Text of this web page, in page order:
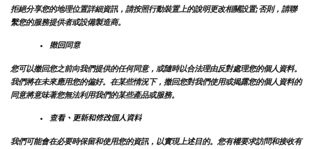
拒絕分享您的地理位置詳細資訊，請按照行動裝置上的說明更改相關設置;否則，請聯
繫您的服務提供者或設備製造商。
撤回同意
您可以撤回您之前向我們提供的任何同意，或隨時以合法理由反對處理您的個人資料。
我們將在未來應用您的偏好。在某些情況下，撤回您對我們使用或揭露您的個人資料的
同意將意味著您無法利用我們的某些產品或服務。
查看、更新和修改個人資料
我們可能會在必要時保留和使用您的資訊，以實現上述目的。您有權要求訪問和接收有